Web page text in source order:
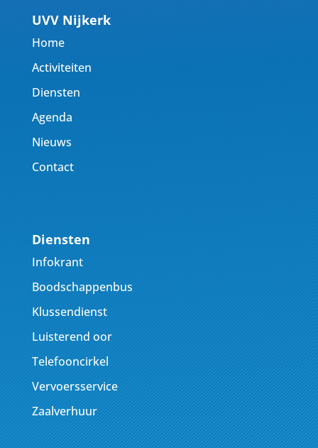
UVV Nijkerk
Home
Activiteiten
Diensten
Agenda
Nieuws
Contact
Diensten
Infokrant
Boodschappenbus
Klussendienst
Luisterend oor
Telefooncirkel
Vervoersservice
Zaalverhuur